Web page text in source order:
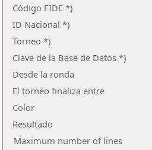
Código FIDE *)
ID Nacional *)
Torneo *)
Clave de la Base de Datos *)
Desde la ronda
El torneo finaliza entre
Color
Resultado
Maximum number of lines